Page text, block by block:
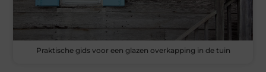
Praktische gids voor een glazen overkapping in de tuin